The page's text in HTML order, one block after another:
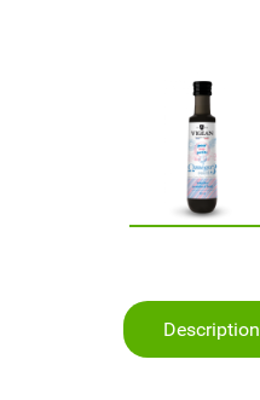
Description